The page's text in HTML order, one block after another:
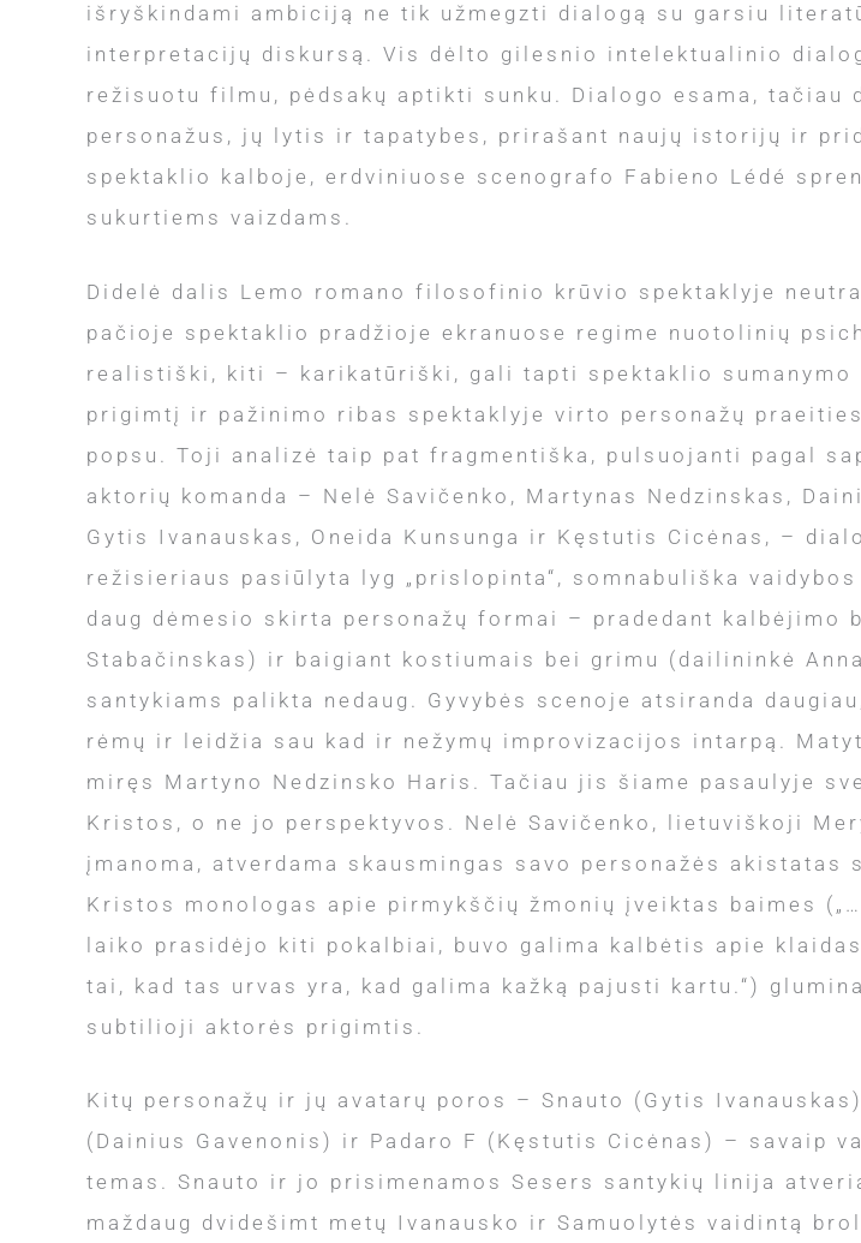
išryškindami ambiciją ne tik užmegzti dialogą su garsiu
interpretacijų diskursą. Vis dėlto gilesnio intelektualinio
režisuotu filmu, pėdsakų aptikti sunku. Dialogo esama, tačiau
personažus, jų lytis ir tapatybes, prirašant naujų istorijų ir
spektaklio kalboje, erdviniuose scenografo Fabieno Lédé
sukurtiems vaizdams.
Didelė dalis Lemo romano filosofinio krūvio spektaklyje
pačioje spektaklio pradžioje ekranuose regime nuotolinių
realistiški, kiti – karikatūriški, gali tapti spektaklio
prigimtį ir pažinimo ribas spektaklyje virto personažų
popsu. Toji analizė taip pat fragmentiška, pulsuojanti pagal
aktorių komanda – Nelė Savičenko, Martynas Nedzinskas,
Gytis Ivanauskas, Oneida Kunsunga ir Kęstutis Cicėnas, –
režisieriaus pasiūlyta lyg „prislopinta“, somnabuliška
daug dėmesio skirta personažų formai – pradedant kalbėjimo
Stabačinskas) ir baigiant kostiumais bei grimu (dailininkė
santykiams palikta nedaug. Gyvybės scenoje atsiranda
rėmų ir leidžia sau kad ir nežymų improvizacijos intarpą.
miręs Martyno Nedzinsko Haris. Tačiau jis šiame pasaulyje
Kristos, o ne jo perspektyvos. Nelė Savičenko, lietuviškoji
įmanoma, atverdama skausmingas savo personažės
Kristos monologas apie pirmykščių žmonių įveiktas baimes
laiko prasidėjo kiti pokalbiai, buvo galima kalbėtis apie
tai, kad tas urvas yra, kad galima kažką pajusti kartu.“)
subtilioji aktorės prigimtis.
Kitų personažų ir jų avatarų poros – Snauto (Gytis
(Dainius Gavenonis) ir Padaro F (Kęstutis Cicėnas) –
temas. Snauto ir jo prisimenamos Sesers santykių linija
maždaug dvidešimt metų Ivanausko ir Samuolytės vaidintą